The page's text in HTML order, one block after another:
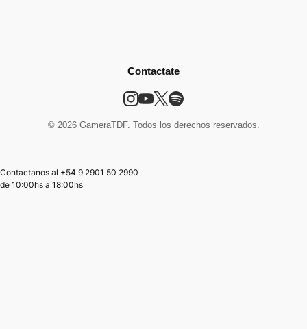
Contactate
© 2026 GameraTDF. Todos los derechos reservados.
Contactanos al +54 9 2901 50 2990
de 10:00hs a 18:00hs